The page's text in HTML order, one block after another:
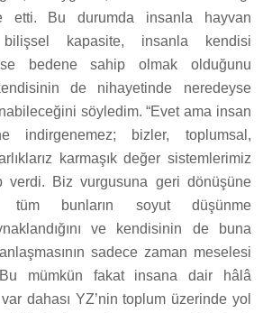
etti. Bu durumda insanla hayvan
bilişsel kapasite, insanla kendisi
bedene sahip olmak olduğunu
de nihayetinde neredeyse
söyledim. “Evet ama insan
indirgenemez; bizler, toplumsal,
karmaşık değer sistemlerimiz
verdi. Biz vurgusuna geri dönüşüne
tüm bunların soyut düşünme
ve kendisinin de buna
sadece zaman meselesi
mümkün fakat insana dair hâlâ
dahası YZ’nin toplum üzerinde yol